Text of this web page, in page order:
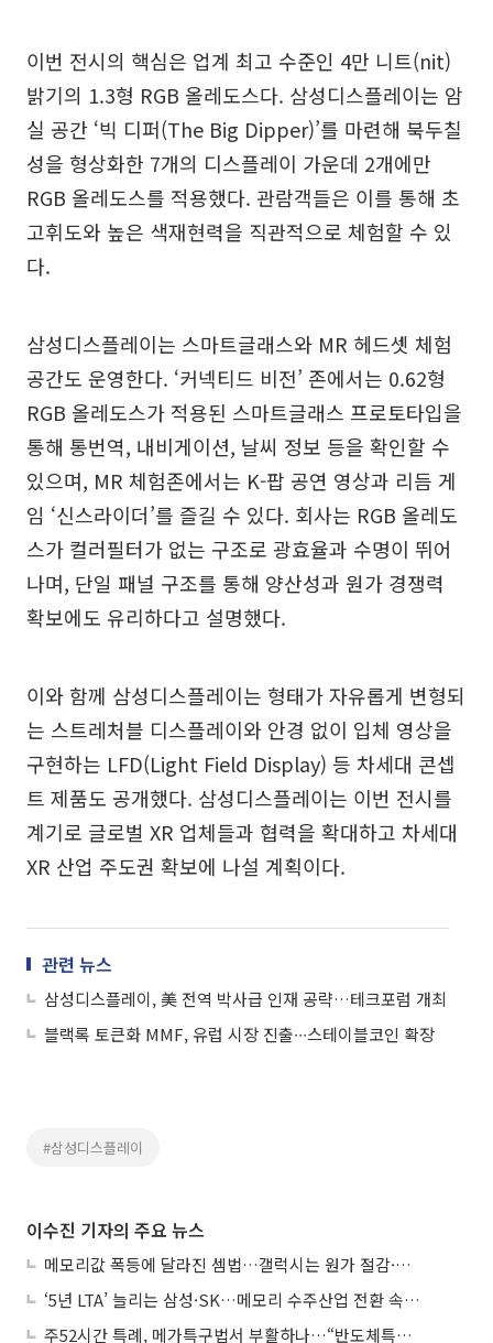
이번 전시의 핵심은 업계 최고 수준인 4만 니트(nit)
밝기의 1.3형 RGB 올레도스다. 삼성디스플레이는 암
실 공간 ‘빅 디퍼(The Big Dipper)’를 마련해 북두칠
성을 형상화한 7개의 디스플레이 가운데 2개에만
RGB 올레도스를 적용했다. 관람객들은 이를 통해 초
고휘도와 높은 색재현력을 직관적으로 체험할 수 있
다.
삼성디스플레이는 스마트글래스와 MR 헤드셋 체험
공간도 운영한다. ‘커넥티드 비전’ 존에서는 0.62형
RGB 올레도스가 적용된 스마트글래스 프로토타입을
통해 통번역, 내비게이션, 날씨 정보 등을 확인할 수
있으며, MR 체험존에서는 K-팝 공연 영상과 리듬 게
임 ‘신스라이더’를 즐길 수 있다. 회사는 RGB 올레도
스가 컬러필터가 없는 구조로 광효율과 수명이 뛰어
나며, 단일 패널 구조를 통해 양산성과 원가 경쟁력
확보에도 유리하다고 설명했다.
이와 함께 삼성디스플레이는 형태가 자유롭게 변형되
는 스트레처블 디스플레이와 안경 없이 입체 영상을
구현하는 LFD(Light Field Display) 등 차세대 콘셉
트 제품도 공개했다. 삼성디스플레이는 이번 전시를
계기로 글로벌 XR 업체들과 협력을 확대하고 차세대
XR 산업 주도권 확보에 나설 계획이다.
관련 뉴스
삼성디스플레이, 美 전역 박사급 인재 공략…테크포럼 개최
블랙록 토큰화 MMF, 유럽 시장 진출∙∙∙스테이블코인 확장
#삼성디스플레이
이수진 기자의 주요 뉴스
메모리값 폭등에 달라진 셈법…갤럭시는 원가 절감·아이폰은 서비스 확대
‘5년 LTA’ 늘리는 삼성·SK…메모리 수주산업 전환 속 다른 셈법
주52시간 특례, 메가특구법서 부활하나…“반도체특별법 담겨야”